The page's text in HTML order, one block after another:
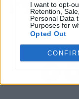
I want to opt-
Retention,
Personal Data
Purposes for
Opted Out
Emerge otro
Luka Doncic
cantera del
será una